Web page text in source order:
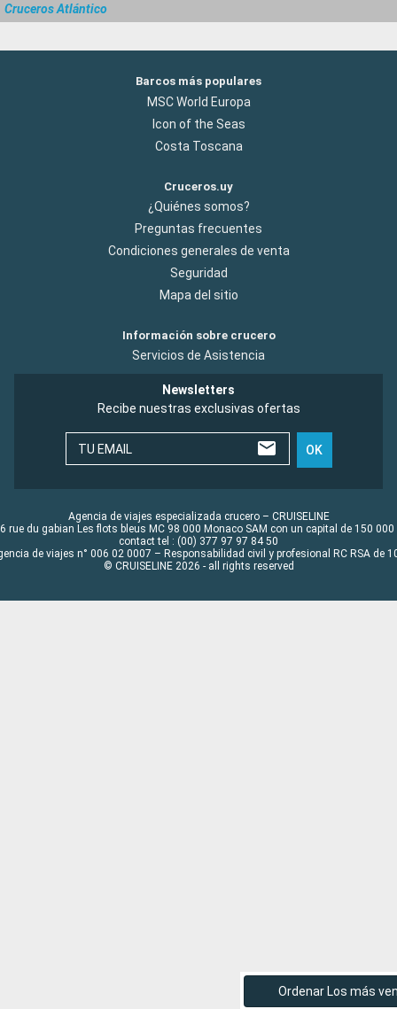
Ordenar Los más
Cruceros Atlántico
Barcos más populares
MSC World Europa
Icon of the Seas
Costa Toscana
Cruceros.uy
¿Quiénes somos?
Preguntas frecuentes
Condiciones generales de venta
Seguridad
Mapa del sitio
Información sobre crucero
Servicios de Asistencia
Newsletters
Recibe nuestras exclusivas ofertas
TU EMAIL OK
Agencia de viajes especializada crucero – CRUISELINE
rue du gabian Les flots bleus MC 98 000 Monaco SAM con un capital de 150 000
contact tel : (00) 377 97 97 84 50
de viajes n° 006 02 0007 – Responsabilidad civil y profesional RC RSA de
© CRUISELINE 2026 - all rights reserved